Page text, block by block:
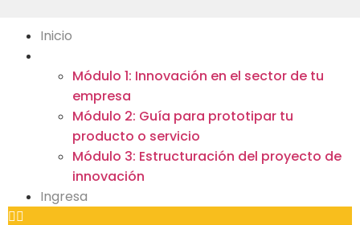
Inicio
Módulo 1: Innovación en el sector de tu
empresa
Módulo 2: Guía para prototipar tu
producto o servicio
Módulo 3: Estructuración del proyecto de
innovación
Ingresa